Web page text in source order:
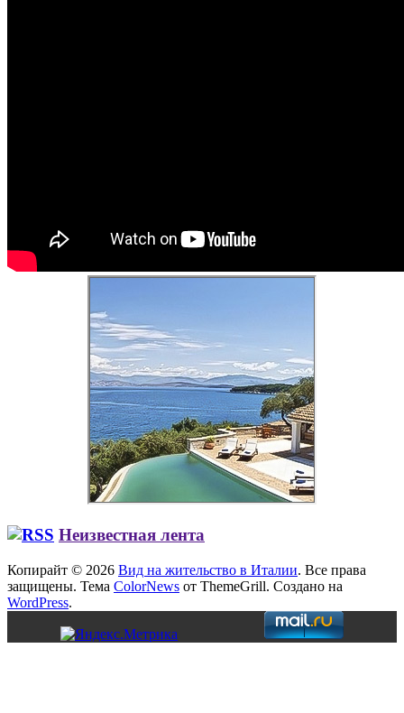
Неизвестная лента
Копирайт © 2026 Вид на жительство в Италии. Все права
защищены. Тема ColorNews от ThemeGrill. Создано на
WordPress.